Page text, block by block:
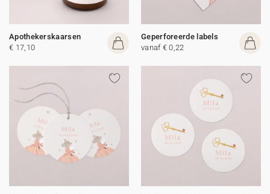
Apothekerskaarsen
€ 17,10
Geperforeerde labels
vanaf € 0,22